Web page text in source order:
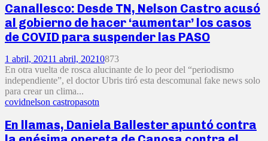
Canallesco: Desde TN, Nelson Castro acusó
al gobierno de hacer ‘aumentar’ los casos
de COVID para suspender las PASO
1 abril, 20211 abril, 20210873
En otra vuelta de rosca alucinante de lo peor del “periodismo
independiente”, el doctor Ubris tiró esta descomunal fake news solo
para crear un clima...
covidnelson castropasotn
En llamas, Daniela Ballester apuntó contra